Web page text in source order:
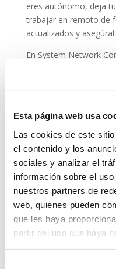
Esta página web usa
Las cookies de este
el contenido y los
sociales y analizar el
información sobre el
nuestros partners de
web, quienes pueden
que les haya
partir del uso que haya
eres autónomo, deja
trabajar en remoto de
actualizados y
En System Network
día con autónomos y
ataque en vacaciones
En System Network
día con autónomos y
digital a E
SET NOD 32,
ataque en vacaciones
datos, ingresos y
Grupo-System,
EnSystem Network
15 años de